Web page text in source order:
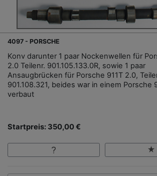
4097 - PORSCHE
Konv darunter 1 paar Nockenwellen für
2.0 Teilenr. 901.105.133.0R, sowie 1 paar
Ansaugbrücken für Porsche 911T 2.0,
901.108.321, beides war in einem Porsche
verbaut
Startpreis: 350,00 €